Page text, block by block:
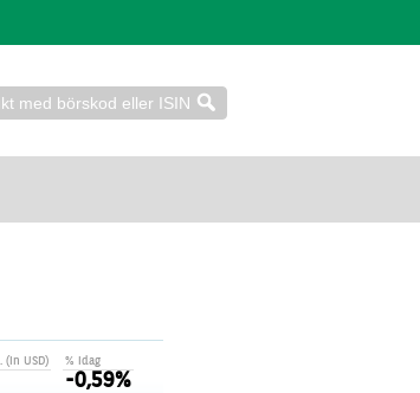
% idag
-0,59%
(in USD)